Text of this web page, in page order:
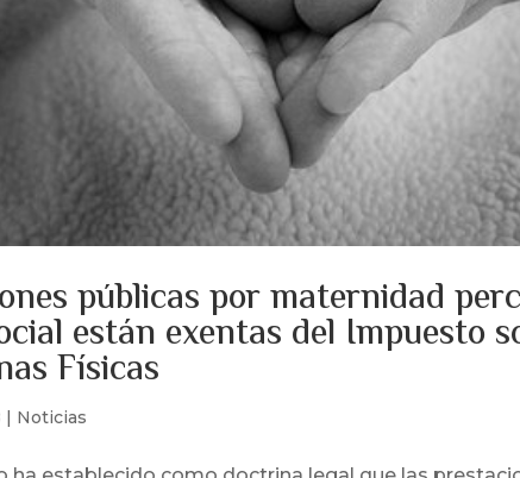
públicas por maternidad
están exentas del Impuesto
Físicas
| Noticias